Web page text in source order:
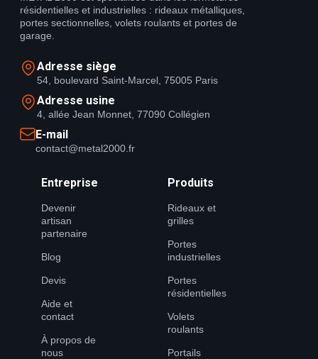
résidentielles et industrielles : rideaux métalliques,
portes sectionnelles, volets roulants et portes de
garage.
Adresse siège
54, boulevard Saint-Marcel, 75005 Paris
Adresse usine
4, allée Jean Monnet, 77090 Collégien
E-mail
contact@metal2000.fr
Entreprise
Devenir
artisan
partenaire
Blog
Devis
Aide et
contact
À propos de
nous
Produits
Rideaux et
grilles
Portes
industrielles
Portes
résidentielles
Volets
roulants
Portails